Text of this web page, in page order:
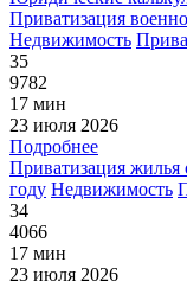
Приватизация
Недвижимость
35
9782
17 мин
23 июля 2026
Подробнее
Приватизация
году Недвижимость
34
4066
17 мин
23 июля 2026